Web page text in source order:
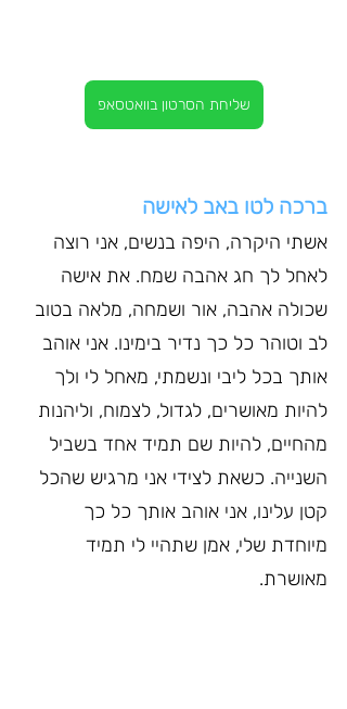
שליחת הסרטון בוואטסאפ
ברכה לטו באב לאישה
אשתי היקרה, היפה בנשים, אני רוצה
לאחל לך חג אהבה שמח. את אישה
שכולה אהבה, אור ושמחה, מלאה בטוב
לב וטוהר כל כך נדיר בימינו. אני אוהב
אותך בכל ליבי ונשמתי, מאחל לי ולך
להיות מאושרים, לגדול, לצמוח, וליהנות
מהחיים, להיות שם תמיד אחד בשביל
השנייה. כשאת לצידי אני מרגיש שהכל
קטן עלינו, אני אוהב אותך כל כך
מיוחדת שלי, אמן שתהיי לי תמיד
מאושרת.